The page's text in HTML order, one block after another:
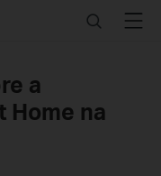
SearchMenu
a
Home na